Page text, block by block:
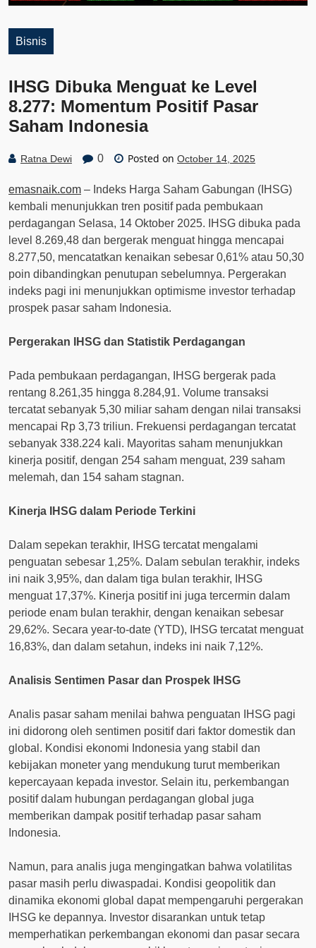
Bisnis
IHSG Dibuka Menguat ke Level
8.277: Momentum Positif Pasar
Saham Indonesia
Ratna Dewi 0 Posted on October 14, 2025
emasnaik.com – Indeks Harga Saham Gabungan (IHSG)
kembali menunjukkan tren positif pada pembukaan
perdagangan Selasa, 14 Oktober 2025. IHSG dibuka pada
level 8.269,48 dan bergerak menguat hingga mencapai
8.277,50, mencatatkan kenaikan sebesar 0,61% atau 50,30
poin dibandingkan penutupan sebelumnya. Pergerakan
indeks pagi ini menunjukkan optimisme investor terhadap
prospek pasar saham Indonesia.
Pergerakan IHSG dan Statistik Perdagangan
Pada pembukaan perdagangan, IHSG bergerak pada
rentang 8.261,35 hingga 8.284,91. Volume transaksi
tercatat sebanyak 5,30 miliar saham dengan nilai transaksi
mencapai Rp 3,73 triliun. Frekuensi perdagangan tercatat
sebanyak 338.224 kali. Mayoritas saham menunjukkan
kinerja positif, dengan 254 saham menguat, 239 saham
melemah, dan 154 saham stagnan.
Kinerja IHSG dalam Periode Terkini
Dalam sepekan terakhir, IHSG tercatat mengalami
penguatan sebesar 1,25%. Dalam sebulan terakhir, indeks
ini naik 3,95%, dan dalam tiga bulan terakhir, IHSG
menguat 17,37%. Kinerja positif ini juga tercermin dalam
periode enam bulan terakhir, dengan kenaikan sebesar
29,62%. Secara year-to-date (YTD), IHSG tercatat menguat
16,83%, dan dalam setahun, indeks ini naik 7,12%.
Analisis Sentimen Pasar dan Prospek IHSG
Analis pasar saham menilai bahwa penguatan IHSG pagi
ini didorong oleh sentimen positif dari faktor domestik dan
global. Kondisi ekonomi Indonesia yang stabil dan
kebijakan moneter yang mendukung turut memberikan
kepercayaan kepada investor. Selain itu, perkembangan
positif dalam hubungan perdagangan global juga
memberikan dampak positif terhadap pasar saham
Indonesia.
Namun, para analis juga mengingatkan bahwa volatilitas
pasar masih perlu diwaspadai. Kondisi geopolitik dan
dinamika ekonomi global dapat mempengaruhi pergerakan
IHSG ke depannya. Investor disarankan untuk tetap
memperhatikan perkembangan ekonomi dan pasar secara